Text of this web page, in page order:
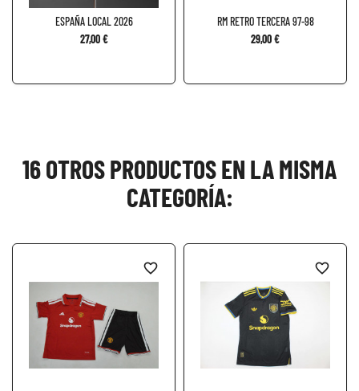
ESPAÑA LOCAL 2026
27,00 €
RM RETRO TERCERA 97-98
29,00 €
16 OTROS PRODUCTOS EN LA MISMA
CATEGORÍA:
favorite_border favorite_border